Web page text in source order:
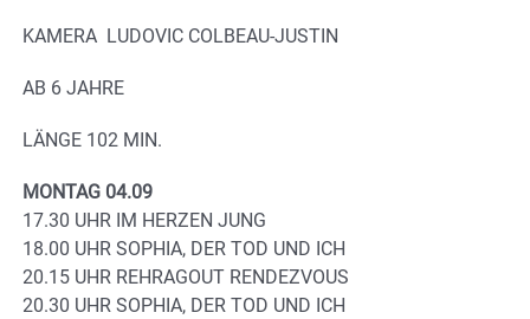
KAMERA LUDOVIC COLBEAU-JUSTIN
AB 6 JAHRE
LÄNGE 102 MIN.
MONTAG 04.09
17.30 UHR IM HERZEN JUNG
18.00 UHR SOPHIA, DER TOD UND ICH
20.15 UHR REHRAGOUT RENDEZVOUS
20.30 UHR SOPHIA, DER TOD UND ICH